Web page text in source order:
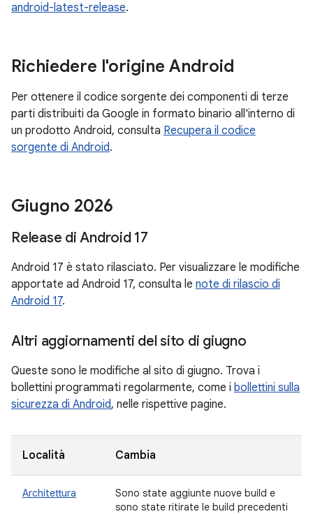
android-latest-release.
Richiedere l'origine Android
Per ottenere il codice sorgente dei componenti di terze
parti distribuiti da Google in formato binario all'interno di
un prodotto Android, consulta Recupera il codice
sorgente di Android.
Giugno 2026
Release di Android 17
Android 17 è stato rilasciato. Per visualizzare le modifiche
apportate ad Android 17, consulta le note di rilascio di
Android 17.
Altri aggiornamenti del sito di giugno
Queste sono le modifiche al sito di giugno. Trova i
bollettini programmati regolarmente, come i bollettini sulla
sicurezza di Android, nelle rispettive pagine.
Località Cambia
Architettura
Sono state aggiunte nuove build e
sono state ritirate le build precedenti